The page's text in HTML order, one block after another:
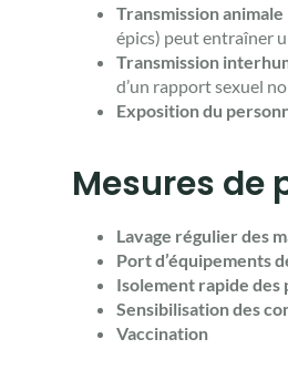
Transmission animale
épics) peut entraîner
Transmission
d’un rapport sexuel
Exposition du
Mesures de
Lavage régulier des
Port d’équipements
Isolement rapide des
Sensibilisation des
Vaccination